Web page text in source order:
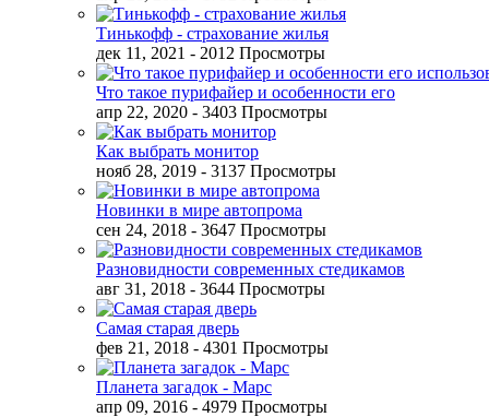
Тинькофф - страхование жилья
дек 11, 2021 - 2012 Просмотры
Что такое пурифайер и особенности его
апр 22, 2020 - 3403 Просмотры
Как выбрать монитор
нояб 28, 2019 - 3137 Просмотры
Новинки в мире автопрома
сен 24, 2018 - 3647 Просмотры
Разновидности современных стедикамов
авг 31, 2018 - 3644 Просмотры
Самая старая дверь
фев 21, 2018 - 4301 Просмотры
Планета загадок - Марс
апр 09, 2016 - 4979 Просмотры